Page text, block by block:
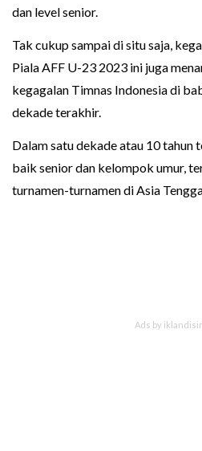
dan level senior.
Tak cukup sampai di situ saja,
Piala AFF U-23 2023 ini juga
kegagalan Timnas Indonesia di
dekade terakhir.
Dalam satu dekade atau 10 tahun
baik senior dan kelompok umur,
turnamen-turnamen di Asia